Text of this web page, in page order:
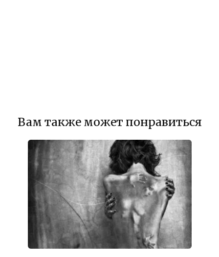
Вам также может понравиться